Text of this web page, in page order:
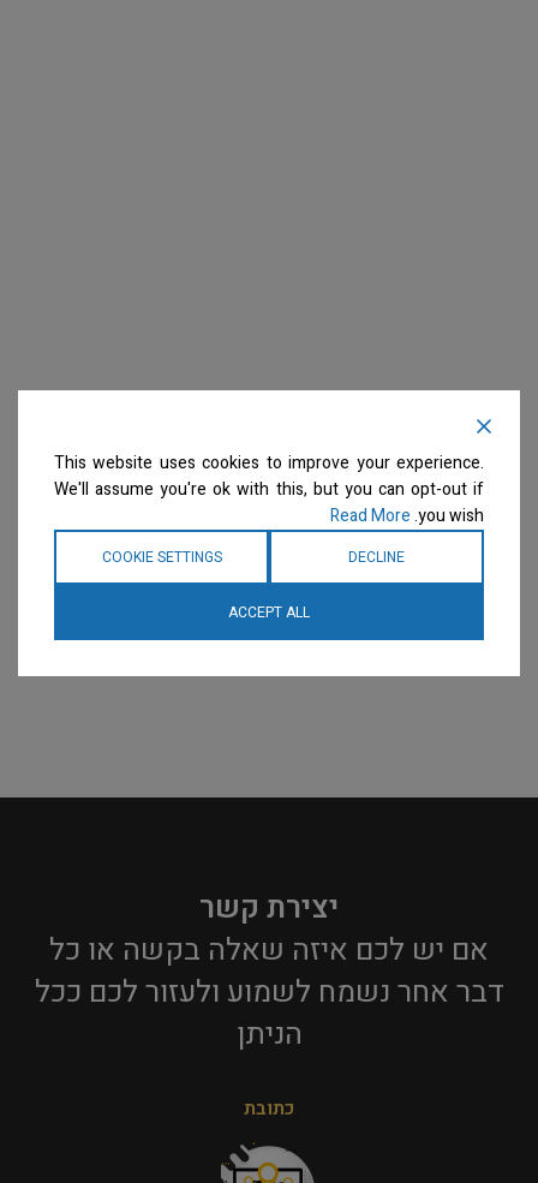
יצירת קשר
אם יש לכם איזה שאלה בקשה או כל
דבר אחר נשמח לשמוע ולעזור לכם ככל
הניתן​
כתובת
This website uses cookies to improve your experience.
We'll assume you're ok with this, but you can opt-out if
you wish.
Read More
DECLINE
COOKIE SETTINGS
ACCEPT ALL